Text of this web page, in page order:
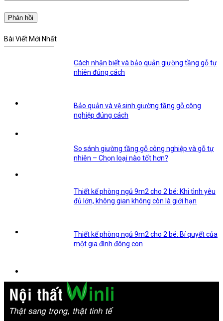
Bài Viết Mới Nhất
Cách nhận biết và bảo quản giường tầng gỗ tự
nhiên đúng cách
Bảo quản và vệ sinh giường tầng gỗ công
nghiệp đúng cách
So sánh giường tầng gỗ công nghiệp và gỗ tự
nhiên – Chọn loại nào tốt hơn?
Thiết kế phòng ngủ 9m2 cho 2 bé: Khi tình yêu
đủ lớn, không gian không còn là giới hạn
Thiết kế phòng ngủ 9m2 cho 2 bé: Bí quyết của
một gia đình đông con